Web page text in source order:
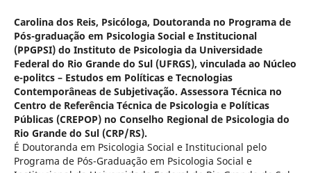
Carolina dos Reis, Psicóloga, Doutoranda no Programa de
Pós-graduação em Psicologia Social e Institucional
(PPGPSI) do Instituto de Psicologia da Universidade
Federal do Rio Grande do Sul (UFRGS), vinculada ao Núcleo
e-politcs – Estudos em Políticas e Tecnologias
Contemporâneas de Subjetivação. Assessora Técnica no
Centro de Referência Técnica de Psicologia e Políticas
Públicas (CREPOP) no Conselho Regional de Psicologia do
Rio Grande do Sul (CRP/RS).
É Doutoranda em Psicologia Social e Institucional pelo
Programa de Pós-Graduação em Psicologia Social e